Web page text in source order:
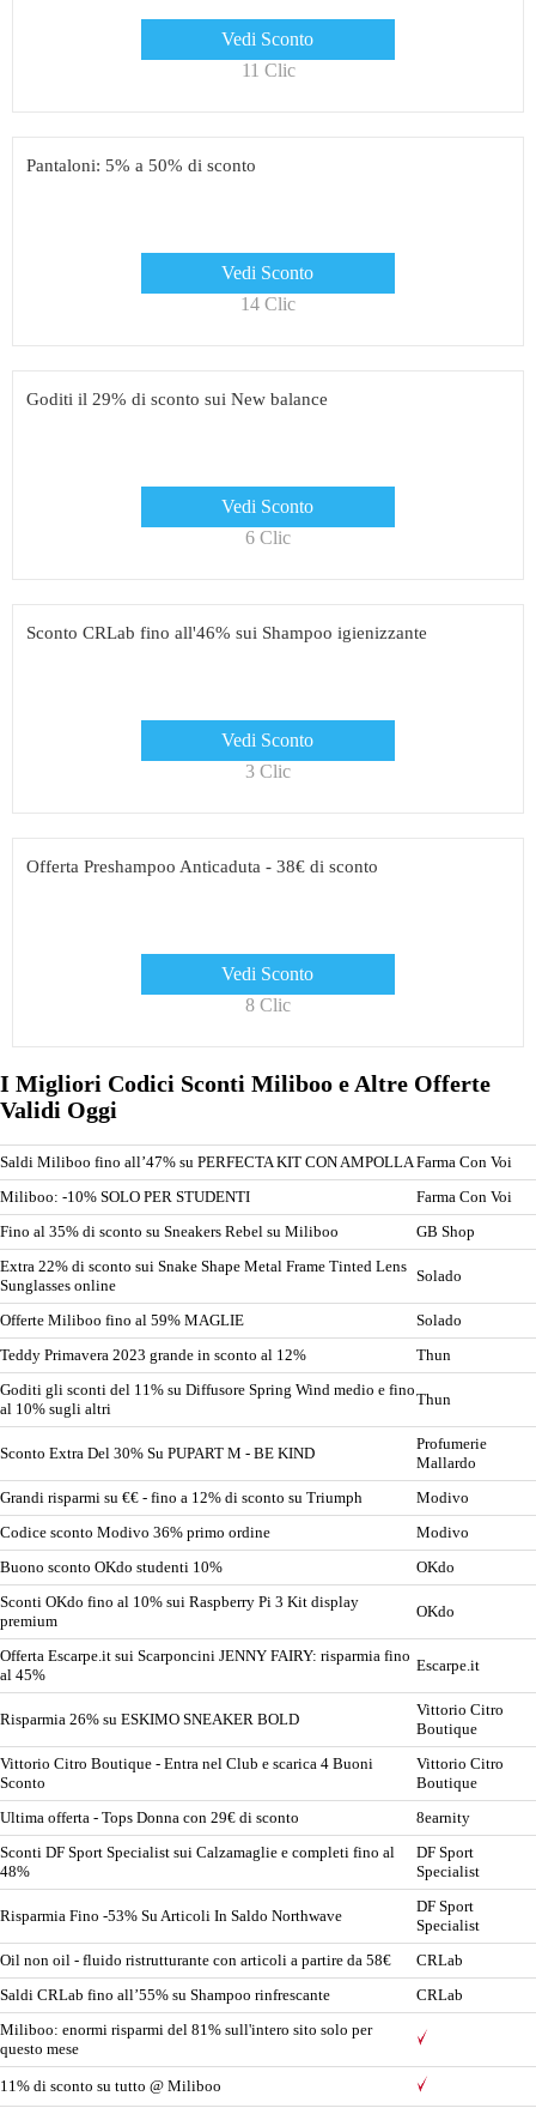
Vedi Sconto
11 Clic
Pantaloni: 5% a 50% di sconto
Vedi Sconto
14 Clic
Goditi il ​​29% di sconto sui New balance
Vedi Sconto
6 Clic
Sconto CRLab fino all'46% sui Shampoo igienizzante
Vedi Sconto
3 Clic
Offerta Preshampoo Anticaduta - 38€ di sconto
Vedi Sconto
8 Clic
I Migliori Codici Sconti Miliboo e Altre Offerte
Validi Oggi
Saldi Miliboo fino all’47% su PERFECTA KIT CON AMPOLLA Farma Con Voi
Miliboo: -10% SOLO PER STUDENTI
Farma Con Voi
Fino al 35% di sconto su Sneakers Rebel su Miliboo
GB Shop
Extra 22% di sconto sui Snake Shape Metal Frame Tinted Lens
Sunglasses online
Solado
Offerte Miliboo fino al 59% MAGLIE
Solado
Teddy Primavera 2023 grande in sconto al 12%
Thun
Goditi gli sconti del 11% su Diffusore Spring Wind medio e fino
al 10% sugli altri
Thun
Sconto Extra Del 30% Su PUPART M - BE KIND
Profumerie
Mallardo
Grandi risparmi su €€ - fino a 12% di sconto su Triumph
Modivo
Codice sconto Modivo 36% primo ordine
Modivo
Buono sconto OKdo studenti 10%
OKdo
Sconti OKdo fino al 10% sui Raspberry Pi 3 Kit display
premium
OKdo
Offerta Escarpe.it sui Scarponcini JENNY FAIRY: risparmia fino
al 45%
Escarpe.it
Risparmia 26% su ESKIMO SNEAKER BOLD
Vittorio Citro
Boutique
Vittorio Citro Boutique - Entra nel Club e scarica 4 Buoni
Sconto
Vittorio Citro
Boutique
Ultima offerta - Tops Donna con 29€ di sconto
8earnity
Sconti DF Sport Specialist sui Calzamaglie e completi fino al
48%
DF Sport
Specialist
Risparmia Fino -53% Su Articoli In Saldo Northwave
DF Sport
Specialist
Oil non oil - fluido ristrutturante con articoli a partire da 58€
CRLab
Saldi CRLab fino all’55% su Shampoo rinfrescante
CRLab
Miliboo: enormi risparmi del 81% sull'intero sito solo per
questo mese
11% di sconto su tutto @ Miliboo